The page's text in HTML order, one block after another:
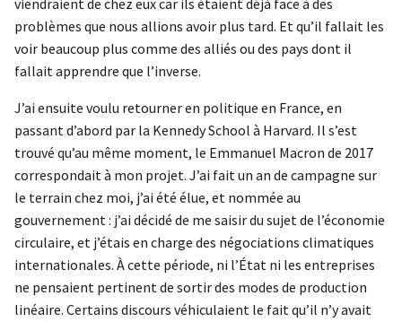
viendraient de chez eux car ils étaient déjà face à des
problèmes que nous allions avoir plus tard. Et qu’il fallait les
voir beaucoup plus comme des alliés ou des pays dont il
fallait apprendre que l’inverse.
J’ai ensuite voulu retourner en politique en France, en
passant d’abord par la Kennedy School à Harvard. Il s’est
trouvé qu’au même moment, le Emmanuel Macron de 2017
correspondait à mon projet. J’ai fait un an de campagne sur
le terrain chez moi, j’ai été élue, et nommée au
gouvernement : j’ai décidé de me saisir du sujet de l’économie
circulaire, et j’étais en charge des négociations climatiques
internationales. À cette période, ni l’État ni les entreprises
ne pensaient pertinent de sortir des modes de production
linéaire. Certains discours véhiculaient le fait qu’il n’y avait